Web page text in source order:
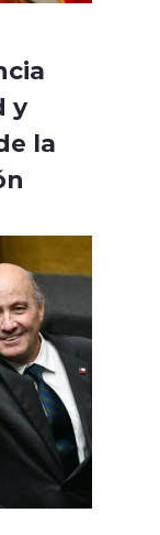
y
la